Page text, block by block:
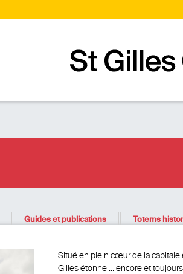
Guides et publications Totems
Situé en plein cœur de la capitale
Gilles étonne … encore et